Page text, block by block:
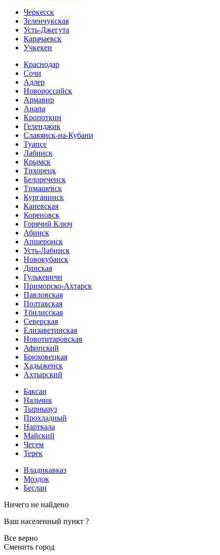
Черкесск
Зеленчукская
Усть-Джегута
Карачаевск
Учкекен
Краснодар
Сочи
Адлер
Новороссийск
Армавир
Анапа
Кропоткин
Геленджик
Славянск-на-Кубани
Туапсе
Лабинск
Крымск
Тихорецк
Белореченск
Тимашевск
Курганинск
Каневская
Кореновск
Горячий Ключ
Абинск
Апшеронск
Усть-Лабинск
Новокубанск
Динская
Гулькевичи
Приморско-Ахтарск
Павловская
Полтавская
Тбилисская
Северская
Елизаветинская
Новотитаровская
Афипский
Брюховецкая
Хадыженск
Ахтырский
Баксан
Нальчик
Тырныауз
Прохладный
Нарткала
Майский
Чегем
Терек
Владикавказ
Моздок
Беслан
Ничего не найдено
Ваш населенный пункт ?
Все верно
Сменить город